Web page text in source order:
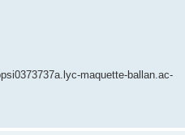
maquette-ballan.ac-